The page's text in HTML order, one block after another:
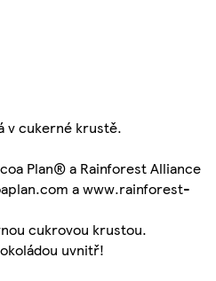
v cukerné krustě.
Plan® a Rainforest Alliance
a www.rainforest-
cukrovou krustou.
uvnitř!